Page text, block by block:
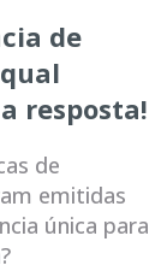
de
resposta!
de
emitidas
única para